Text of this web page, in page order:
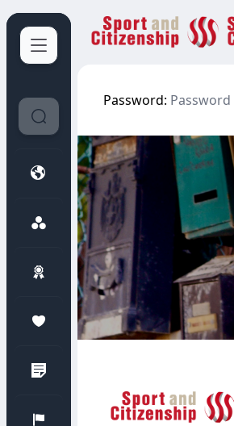
Sport et Citoyenneté
Password:
Sport et Citoyenneté